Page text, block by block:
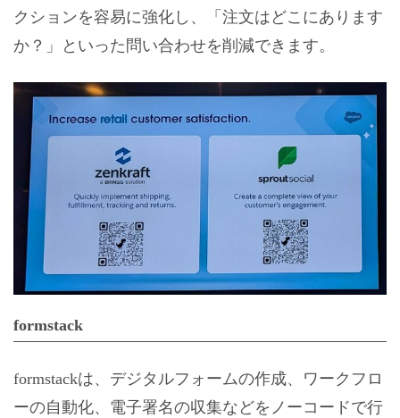
クションを容易に強化し、「注文はどこにあります
か？」といった問い合わせを削減できます。
formstack
formstackは、デジタルフォームの作成、ワークフロ
ーの自動化、電子署名の収集などをノーコードで行